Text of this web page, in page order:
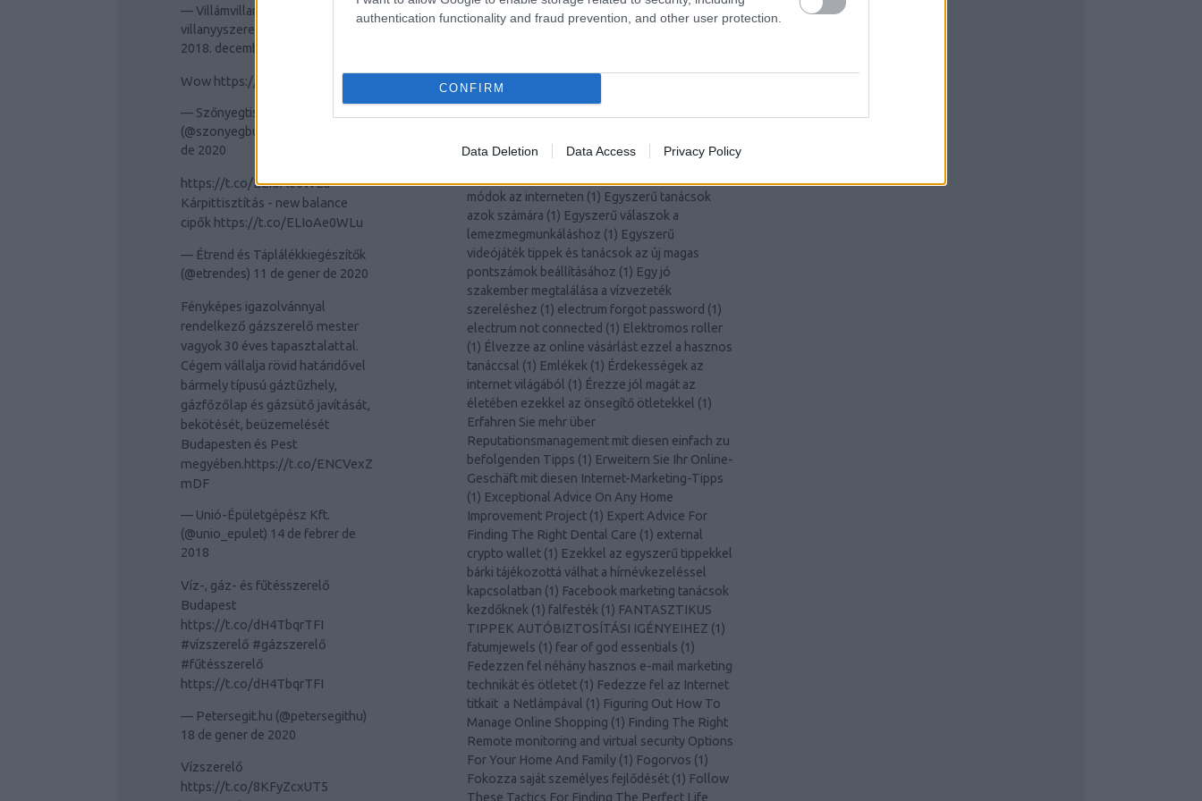
authentication functionality and fraud prevention, and other user protection.
CONFIRM
Data Deletion Data Access Privacy Policy
— Villámvillany Budapest
villanyyszerelés (@villamvillany)
2018. december 17.
Wow https://t.co/JMrrrfm9lR
— Szőnyegtisztítás Budapesten
(@szonyegbudapest)
de 2020
https://t.co/ELIoAe0WLu
Kárpittisztítás - new balance
cipők https://t.co/ELIoAe0WLu
— Étrend és Táplálékkiegészítők
(@etrendes) 11 de gener de 2020
Fényképes igazolvánnyal
rendelkező gázszerelő mester
vagyok 30 éves tapasztalattal.
Cégem vállalja rövid határidővel
bármely típusú gáztűzhely,
gázfőzőlap és gázsütő javítását,
bekötését, beüzemelését
Budapesten és Pest
megyében.https://t.co/ENCVexZ
mDF
— Unió-Épületgépész Kft.
(@unio_epulet) 14 de febrer de
2018
Víz-, gáz- és fűtésszerelő
Budapest
https://t.co/dH4TbqrTFI
#vízszerelő #gázszerelő
#fűtésszerelő
https://t.co/dH4TbqrTFI
— Petersegit.hu (@petersegithu)
18 de gener de 2020
Vízszerelő
https://t.co/8KFyZcxUT5
dia wellness
Discovering the Luxurious
Offerings of Hamvay-Lang.com
Online Shopping To Intimidate You
Roll Snake Eyes In The Game Of Internet
Marketing(1)drágakő(1)Drón(1)E-mail
tovább(1)Egyszerű módszerek a ház hatékony
módok az interneten (1) Egyszerű tanácsok
azok számára (1) Egyszerű válaszok a
lemezmegmunkáláshoz (1) Egyszerű
videójáték tippek és tanácsok az új magas
pontszámok beállításához (1) Egy jó
szakember megtalálása a vízvezeték
szereléshez (1) electrum forgot password (1)
electrum not connected (1) Elektromos roller
(1) Élvezze az online vásárlást ezzel a hasznos
tanáccsal (1) Emlékek (1) Érdekességek az
internet világából (1) Érezze jól magát az
életében ezekkel az önsegítő ötletekkel (1)
Erfahren Sie mehr über
Reputationsmanagement mit diesen einfach zu
befolgenden Tipps (1) Erweitern Sie Ihr Online-
Geschäft mit diesen Internet-Marketing-Tipps
(1) Exceptional Advice On Any Home
Improvement Project (1) Expert Advice For
Finding The Right Dental Care (1) external
crypto wallet (1) Ezekkel az egyszerű tippekkel
bárki tájékozottá válhat a hírnévkezeléssel
kapcsolatban (1) Facebook marketing tanácsok
kezdőknek (1) falfesték (1) FANTASZTIKUS
TIPPEK AUTÓBIZTOSÍTÁSI IGÉNYEIHEZ (1)
fatumjewels (1) fear of god essentials (1)
Fedezzen fel néhány hasznos e-mail marketing
technikát és ötletet (1) Fedezze fel az Internet
titkait a Netlámpával (1) Figuring Out How To
Manage Online Shopping (1) Finding The Right
Remote monitoring and virtual security Options
For Your Home And Family (1) Fogorvos (1)
Fokozza saját személyes fejlődését (1) Follow
These Tactics For Finding The Perfect Life